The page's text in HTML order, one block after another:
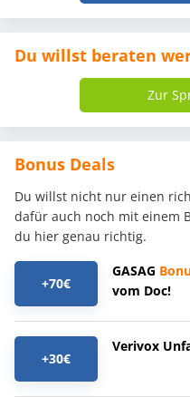
Du willst beraten
Zur
Bonus Deals
Du willst nicht nur einen
dafür auch noch mit einem
du hier genau richtig.
+70€
GASAG
vom Doc!
+30€
Verivox